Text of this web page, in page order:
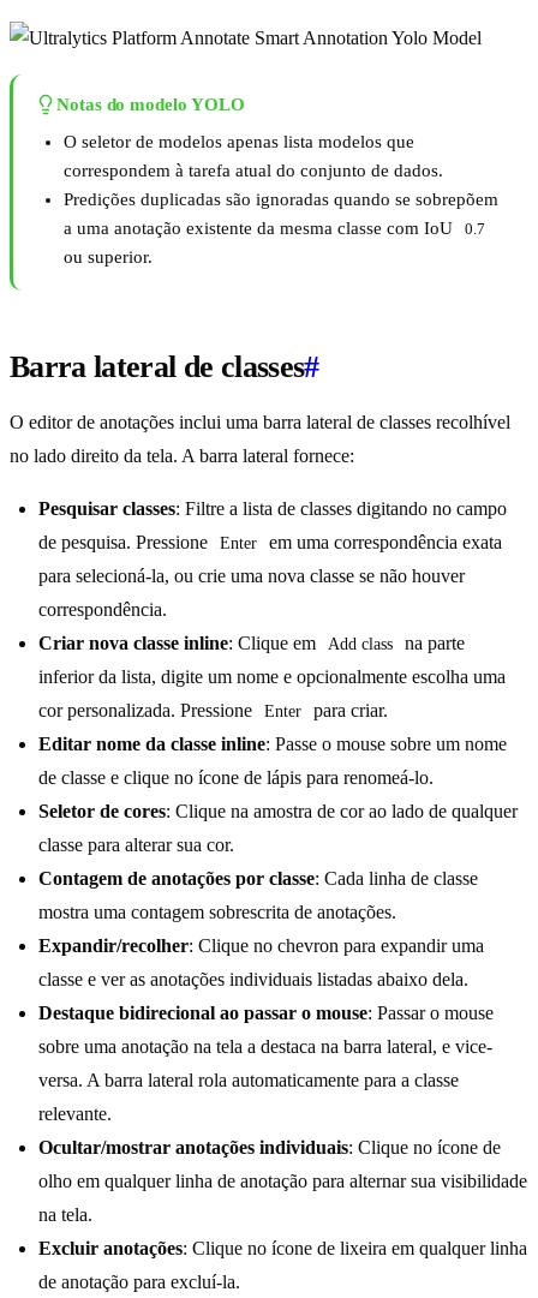
Notas do modelo YOLO
O seletor de modelos apenas lista modelos que
correspondem à tarefa atual do conjunto de dados.
Predições duplicadas são ignoradas quando se sobrepõem
a uma anotação existente da mesma classe com IoU
0.7
ou superior.
Barra lateral de classes#
O editor de anotações inclui uma barra lateral de classes recolhível
no lado direito da tela. A barra lateral fornece:
Pesquisar classes: Filtre a lista de classes digitando no campo
de pesquisa. Pressione
Enter
em uma correspondência exata
para selecioná-la, ou crie uma nova classe se não houver
correspondência.
Criar nova classe inline: Clique em Add class
na parte
inferior da lista, digite um nome e opcionalmente escolha uma
cor personalizada. Pressione
Enter
para criar.
Editar nome da classe inline: Passe o mouse sobre um nome
de classe e clique no ícone de lápis para renomeá-lo.
Seletor de cores: Clique na amostra de cor ao lado de qualquer
classe para alterar sua cor.
Contagem de anotações por classe: Cada linha de classe
mostra uma contagem sobrescrita de anotações.
Expandir/recolher: Clique no chevron para expandir uma
classe e ver as anotações individuais listadas abaixo dela.
Destaque bidirecional ao passar o mouse: Passar o mouse
sobre uma anotação na tela a destaca na barra lateral, e vice-
versa. A barra lateral rola automaticamente para a classe
relevante.
Ocultar/mostrar anotações individuais: Clique no ícone de
olho em qualquer linha de anotação para alternar sua visibilidade
na tela.
Excluir anotações: Clique no ícone de lixeira em qualquer linha
de anotação para excluí-la.